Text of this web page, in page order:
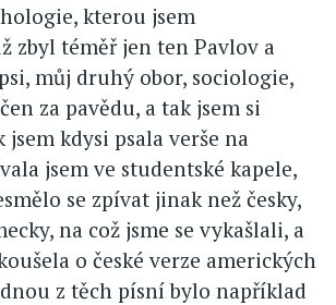
kterou jsem
zbyl téměř jen ten Pavlov a
můj druhý obor, sociologie,
za pavědu, a tak jsem si
jsem kdysi psala verše na
jsem ve studentské kapele,
se zpívat jinak než česky,
na což jsme se vykašlali, a
o české verze amerických
z těch písní bylo například